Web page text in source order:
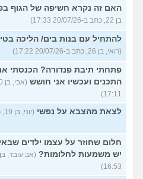
האם זה נקרא חשיפה של הגוף
בן 22, כתב ב-20/07/26 17:33)
להתחיל עם בנות בים/ הליכה
(רואי, בן 26, כתב ב-20/07/26 17:22)
פתחתי תיבת פנדורה? הכנסתי
התכנים ועכשיו אני חושש
17:11)
לצאת מהצבא על נפשי (יוני, בן 19, כתב ב-20/07/26 17:02)
חלום שחוזר על עצמו ילדים
יש משמעות לחלומות?
16:53)